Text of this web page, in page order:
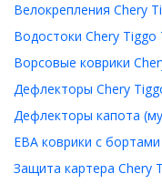
Велокрепления Chery
Водостоки Chery Tiggo
Ворсовые коврики
Дефлекторы Chery
Дефлекторы капота
ЕВА коврики с
Защита картера Chery